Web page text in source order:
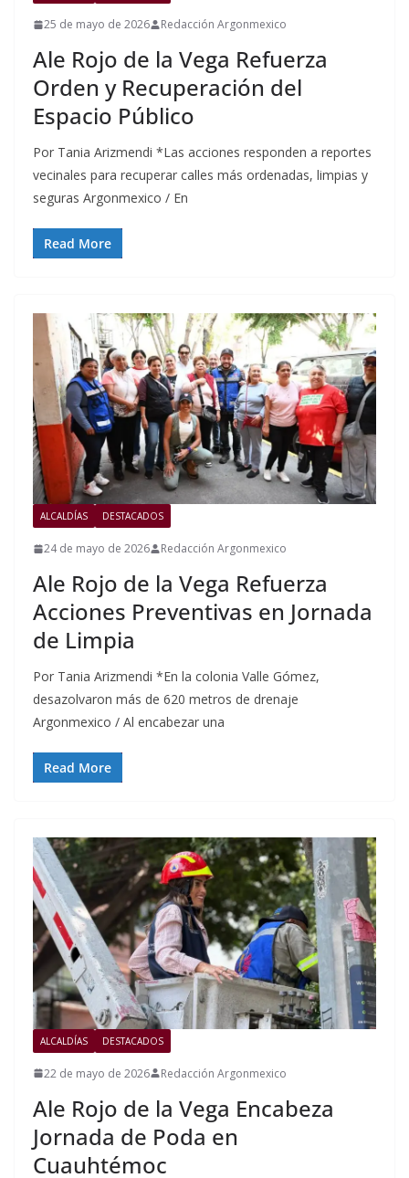
25 de mayo de 2026 Redacción Argonmexico
Ale Rojo de la Vega Refuerza
Orden y Recuperación del
Espacio Público
Por Tania Arizmendi *Las acciones responden a reportes
vecinales para recuperar calles más ordenadas, limpias y
seguras Argonmexico / En
Read More
ALCALDÍAS DESTACADOS
24 de mayo de 2026 Redacción Argonmexico
Ale Rojo de la Vega Refuerza
Acciones Preventivas en Jornada
de Limpia
Por Tania Arizmendi *En la colonia Valle Gómez,
desazolvaron más de 620 metros de drenaje
Argonmexico / Al encabezar una
Read More
ALCALDÍAS DESTACADOS
22 de mayo de 2026 Redacción Argonmexico
Ale Rojo de la Vega Encabeza
Jornada de Poda en
Cuauhtémoc